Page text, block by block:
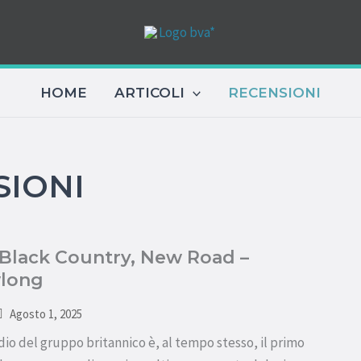
HOME ARTICOLI RECENSIONI
Country, New Road –
Agosto 1, 2025
del gruppo britannico è, al tempo stesso, il primo